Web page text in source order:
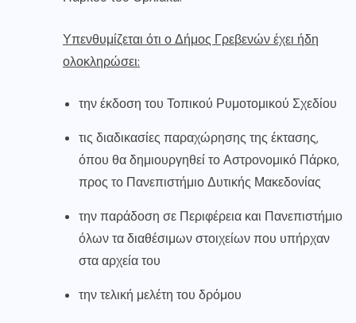
Υπενθυμίζεται ότι ο Δήμος Γρεβενών έχει ήδη
ολοκληρώσει:
την έκδοση του Τοπικού Ρυμοτομικού Σχεδίου
τις διαδικασίες παραχώρησης της έκτασης,
όπου θα δημιουργηθεί το Αστρονομικό Πάρκο,
προς το Πανεπιστήμιο Δυτικής Μακεδονίας
την παράδοση σε Περιφέρεια και Πανεπιστήμιο
όλων τα διαθέσιμων στοιχείων που υπήρχαν
στα αρχεία του
την τελική μελέτη του δρόμου